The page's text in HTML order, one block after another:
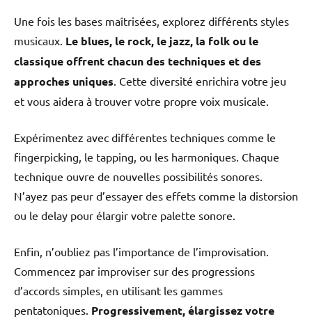
Une fois les bases maîtrisées, explorez différents styles
musicaux. Le blues, le rock, le jazz, la folk ou le
classique offrent chacun des techniques et des
approches uniques. Cette diversité enrichira votre jeu
et vous aidera à trouver votre propre voix musicale.
Expérimentez avec différentes techniques comme le
fingerpicking, le tapping, ou les harmoniques. Chaque
technique ouvre de nouvelles possibilités sonores.
N’ayez pas peur d’essayer des effets comme la distorsion
ou le delay pour élargir votre palette sonore.
Enfin, n’oubliez pas l’importance de l’improvisation.
Commencez par improviser sur des progressions
d’accords simples, en utilisant les gammes
pentatoniques. Progressivement, élargissez votre